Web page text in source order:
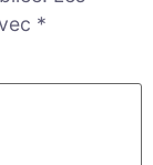
*